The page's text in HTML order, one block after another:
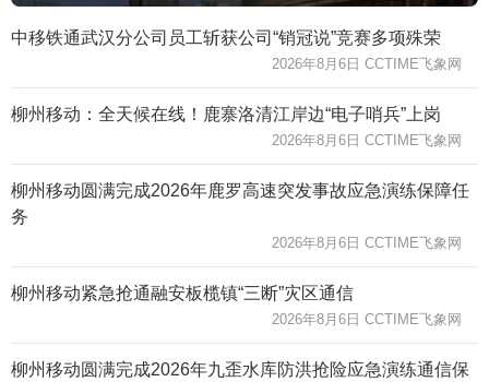
中移铁通武汉分公司员工斩获公司“销冠说”竞赛多项殊荣
2026年8月6日 CCTIME飞象网
柳州移动：全天候在线！鹿寨洛清江岸边“电子哨兵”上岗
2026年8月6日 CCTIME飞象网
柳州移动圆满完成2026年鹿罗高速突发事故应急演练保障任
务
2026年8月6日 CCTIME飞象网
柳州移动紧急抢通融安板榄镇“三断”灾区通信
2026年8月6日 CCTIME飞象网
柳州移动圆满完成2026年九歪水库防洪抢险应急演练通信保